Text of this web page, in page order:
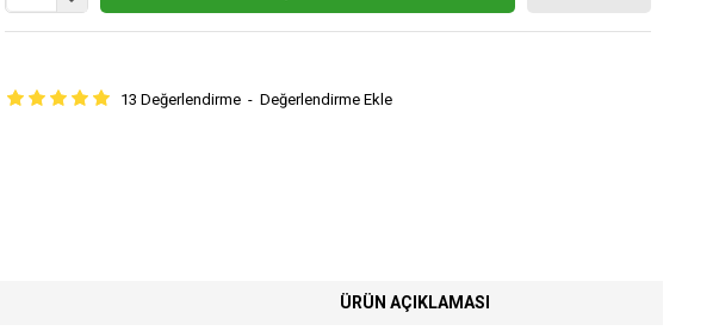
13 Değerlendirme - Değerlendirme Ekle
ÜRÜN AÇIKLAMASI